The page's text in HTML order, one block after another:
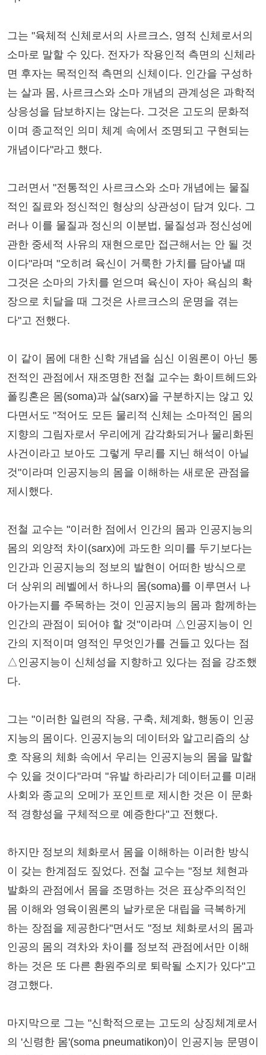
그는 "육체적 신체로서의 사르크스, 영적 신체로서의
소마로 말할 수 있다. 전자가 작용인적 측면의 신체라
면 후자는 목적인적 측면의 신체이다. 인간을 구성하
는 살과 몸, 사르크스와 소마 개념의 관계성은 과학적
상응성을 담보하지는 않는다. 그것은 고도의 문화적
이며 종교적인 의미 체계 속에서 조명되고 구현되는
개념이다"라고 했다.
그러면서 "전통적인 사르크스와 소마 개념에는 물질
적인 질료와 정신적인 형상의 상관성이 담겨 있다. 그
러나 이를 물질과 정신의 이분법, 물질성과 정신성에
관한 중세적 사유의 재현으로만 접근해서는 안 될 것
이다"라며 "오히려 육신이 거룩한 가치를 담아낼 때
그것은 소마의 가치를 얻으며 육신이 자아 욕심의 확
장으로 치달을 때 그것은 사르크스의 운명을 겪는
다"고 전했다.
이 같이 몸에 대한 신학 개념을 심신 이원론이 아닌 통
전적인 관점에서 재조명한 전철 교수는 화이트헤드와
폴킹혼은 몸(soma)과 살(sarx)을 구분하지는 않고 있
다면서도 "적어도 모든 물리적 신체는 소마적인 몸의
지향의 그림자로서 우리에게 감각화되거나 물리화된
사건이라고 보아도 그렇게 무리를 지닌 해석이 아닐
것"이라며 인공지능의 몸을 이해하는 새로운 관점을
제시했다.
전철 교수는 "이러한 점에서 인간의 몸과 인공지능의
몸의 외양적 차이(sarx)에 과도한 의미를 두기보다는
인간과 인공지능의 정보의 발현이 어떠한 방식으로
더 상위의 레벨에서 하나의 몸(soma)를 이루면서 나
아가는지를 주목하는 것이 인공지능의 몸과 함께하는
인간의 관점이 되어야 할 것"이라며 △인공지능이 인
간의 지적이며 영적인 무엇인가를 건들고 있다는 점
△인공지능이 신체성을 지향하고 있다는 점을 강조했
다.
그는 "이러한 일련의 작용, 구축, 체계화, 행동이 인공
지능의 몸이다. 인공지능의 데이터와 알고리즘의 상
호 작용의 체화 속에서 우리는 인공지능의 몸을 말할
수 있을 것이다"라며 "유발 하라리가 데이터교를 미래
사회와 종교의 오메가 포인트로 제시한 것은 이 문화
적 경향성을 구체적으로 예증한다"고 전했다.
하지만 정보의 체화로서 몸을 이해하는 이러한 방식
이 갖는 한계점도 짚었다. 전철 교수는 "정보 체현과
발화의 관점에서 몸을 조명하는 것은 표상주의적인
몸 이해와 영육이원론의 날카로운 대립을 극복하게
하는 장점을 제공한다"면서도 "정보 체화로서의 몸과
인공의 몸의 격차와 차이를 정보적 관점에서만 이해
하는 것은 또 다른 환원주의로 퇴락될 소지가 있다"고
경고했다.
마지막으로 그는 "신학적으로는 고도의 상징체계로서
의 '신령한 몸'(soma pneumatikon)이 인공지능 문명이